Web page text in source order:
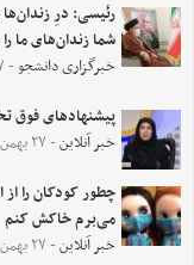
رئیسی: درِ
شما زندان‌های ما
خبرگزاری دانشجو- ۲۷ بهمن ۱۳۹۹
پیشنهادهای فوق
خبر آنلاین- ۲۷ بهمن ۱۳۹۹
چطور کودکان را
می‌برم خاکش کنم
خبر آنلاین- ۲۷ بهمن ۱۳۹۹